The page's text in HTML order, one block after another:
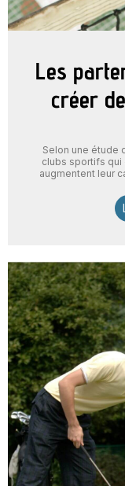
Les
créer
Selon une étude
clubs sportifs qui
augmentent leur